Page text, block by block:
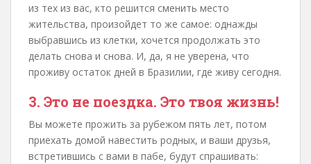
из тех из вас, кто решится сменить место
жительства, произойдет то же самое: однажды
выбравшись из клетки, хочется продолжать это
делать снова и снова. И, да, я не уверена, что
проживу остаток дней в Бразилии, где живу сегодня.
3. Это не поездка. Это твоя жизнь!
Вы можете прожить за рубежом пять лет, потом
приехать домой навестить родных, и ваши друзья,
встретившись с вами в пабе, будут спрашивать: